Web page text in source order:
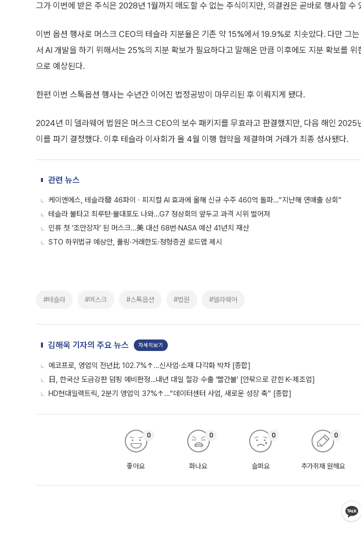
그가 이번에 받은 주식은 2028년 1월까지 매도할 수 없는 주식이지만, 의결권은 곧바로 행사할 수
이번 옵션 행사로 머스크 CEO의 테슬라 지분율은 기존 약 15%에서 19.9%로 치솟았다. 다만 그는
서 AI 개발을 하기 위해서는 25%의 지분 확보가 필요하다고 말해온 만큼 이후에도 지분 확보를 위
으로 예상된다.
한편 이번 스톡옵션 행사는 수년간 이어진 법정공방이 마무리된 후 이뤄지게 됐다.
2024년 미 델라웨어 법원은 머스크 CEO의 보수 패키지를 무효라고 판결했지만, 다음 해인 2025
이를 파기 결정했다. 이후 테슬라 이사회가 올 4월 이행 협약을 체결하며 거래가 최종 성사됐다.
관련 뉴스
케이엔에스, 테슬라發 46파이ㆍ피지컬 AI 효과에 올해 신규 수주 460억 돌파…“지난해 연매출 상회”
테슬라 불타고 최루탄·물대포도 나와…G7 정상회의 앞두고 과격 시위 벌어져
인류 첫 ‘조만장자’ 된 머스크…美 대선 68번·NASA 예산 41년치 재산
STO 하위법규 예상안, 풀링·거래한도·정형증권 로드맵 제시
#테슬라 #머스크 #스톡옵션 #법원 #델라웨어
김해욱 기자의 주요 뉴스 자세히보기
에코프로, 영업익 전년比 102.7%↑…신사업·소재 다각화 박차 [종합]
日, 한국산 도금강판 덤핑 예비판정…내년 대일 철강 수출 ‘빨간불’ [안팎으로 갇힌 K-제조업]
HD현대일렉트릭, 2분기 영업익 37%↑…“데이터센터 사업, 새로운 성장 축” [종합]
좋아요
0
화나요
0
슬퍼요
0
추가취재 원해요
0